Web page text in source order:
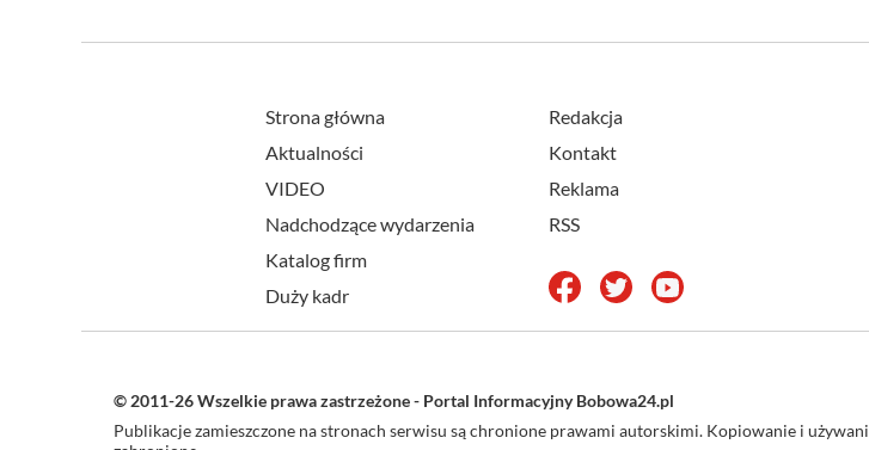
Strona główna
Aktualności
VIDEO
Nadchodzące wydarzenia
Katalog firm
Duży kadr
Redakcja
Kontakt
Reklama
RSS
© 2011-26 Wszelkie prawa zastrzeżone - Portal Informacyjny Bobowa24.pl
Publikacje zamieszczone na stronach serwisu są chronione prawami autorskimi. Kopiowanie i